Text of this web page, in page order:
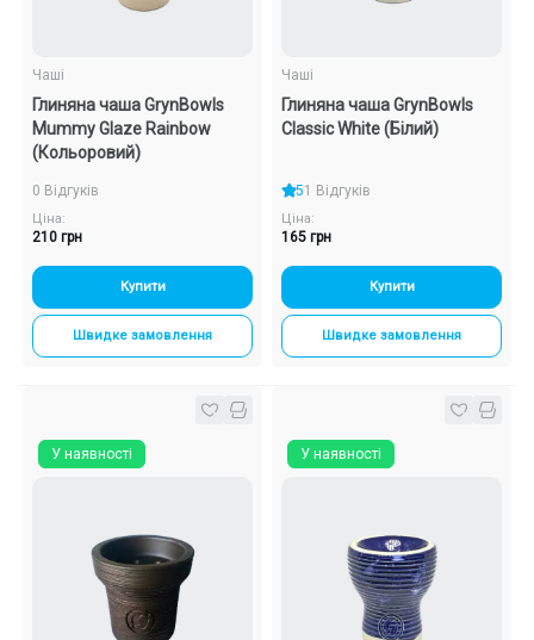
Чаші
Глиняна чаша GrynBowls
Mummy Glaze Rainbow
(Кольоровий)
0 Відгуків
Ціна:
210 грн
Купити
Швидке замовлення
Чаші
Глиняна чаша GrynBowls
Classic White (Білий)
51 Відгуків
Ціна:
165 грн
Купити
Швидке замовлення
У наявності У наявності